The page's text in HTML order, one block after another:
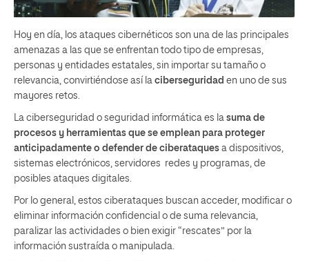
Hoy en día, los ataques cibernéticos son una de las principales
amenazas a las que se enfrentan todo tipo de empresas,
personas y entidades estatales, sin importar su tamaño o
relevancia, convirtiéndose así la ciberseguridad en uno de sus
mayores retos.
La ciberseguridad o seguridad informática es la suma de
procesos y herramientas que se emplean para proteger
anticipadamente o defender de ciberataques a dispositivos,
sistemas electrónicos, servidores redes y programas, de
posibles ataques digitales.
Por lo general, estos ciberataques buscan acceder, modificar o
eliminar información confidencial o de suma relevancia,
paralizar las actividades o bien exigir “rescates” por la
información sustraída o manipulada.